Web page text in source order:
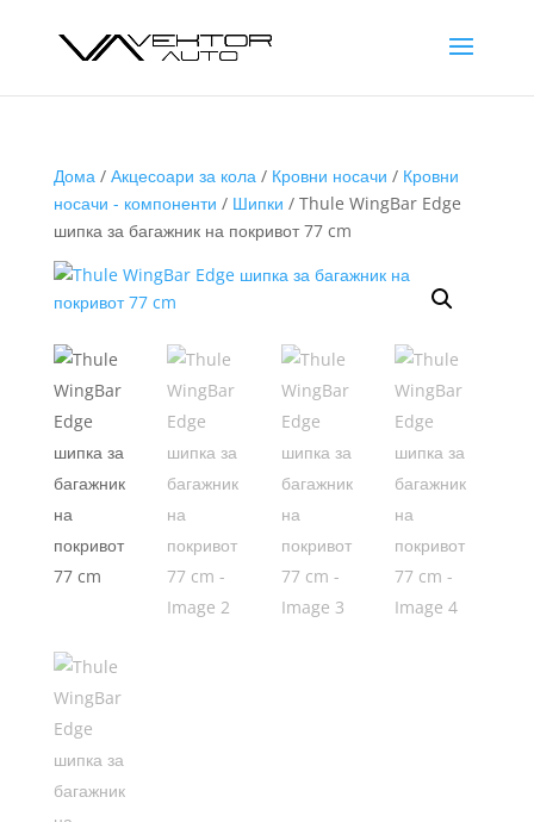
Дома/ Акцесоари за кола/ Кровни носачи / Кровни
носачи - компоненти / Шипки / Thule WingBar Edge
шипка за багажник на покривот 77 cm